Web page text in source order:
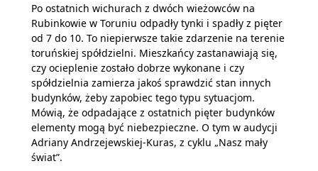
Po ostatnich wichurach z dwóch wieżowców na
Rubinkowie w Toruniu odpadły tynki i spadły z pięter
od 7 do 10. To niepierwsze takie zdarzenie na terenie
toruńskiej spółdzielni. Mieszkańcy zastanawiają się,
czy ocieplenie zostało dobrze wykonane i czy
spółdzielnia zamierza jakoś sprawdzić stan innych
budynków, żeby zapobiec tego typu sytuacjom.
Mówią, że odpadające z ostatnich pięter budynków
elementy mogą być niebezpieczne. O tym w audycji
Adriany Andrzejewskiej-Kuras, z cyklu „Nasz mały
świat”.